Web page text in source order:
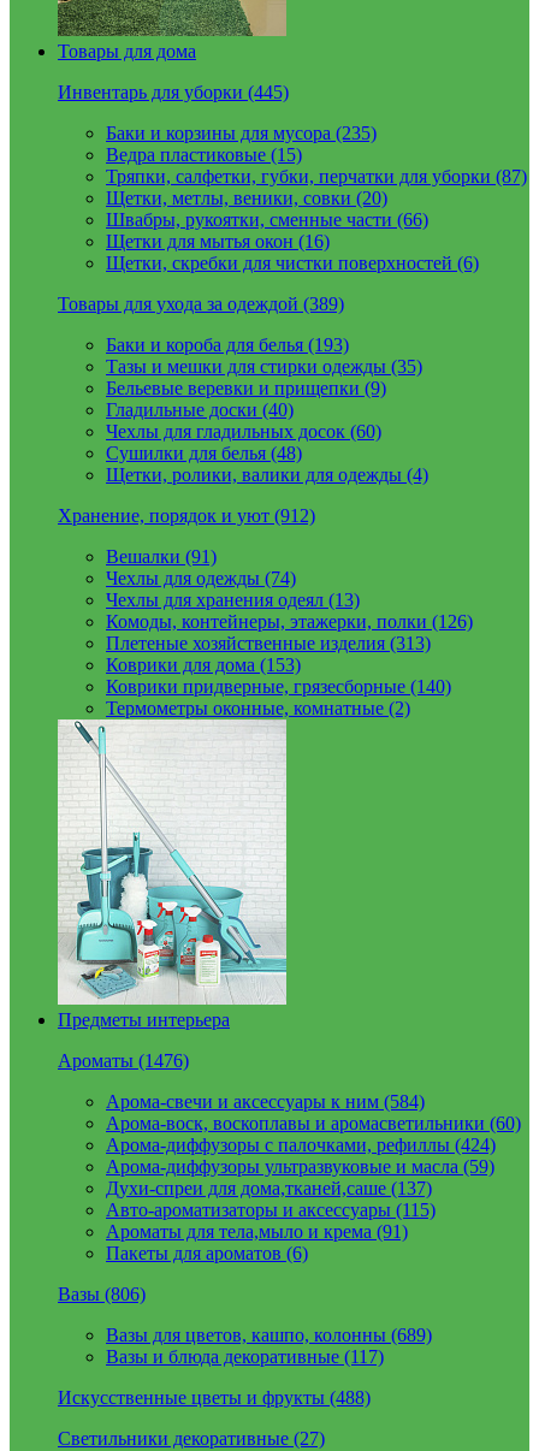
Товары для дома
Инвентарь для уборки (445)
Баки и корзины для мусора (235)
Ведра пластиковые (15)
Тряпки, салфетки, губки, перчатки для уборки (87)
Щетки, метлы, веники, совки (20)
Швабры, рукоятки, сменные части (66)
Щетки для мытья окон (16)
Щетки, скребки для чистки поверхностей (6)
Товары для ухода за одеждой (389)
Баки и короба для белья (193)
Тазы и мешки для стирки одежды (35)
Бельевые веревки и прищепки (9)
Гладильные доски (40)
Чехлы для гладильных досок (60)
Сушилки для белья (48)
Щетки, ролики, валики для одежды (4)
Хранение, порядок и уют (912)
Вешалки (91)
Чехлы для одежды (74)
Чехлы для хранения одеял (13)
Комоды, контейнеры, этажерки, полки (126)
Плетеные хозяйственные изделия (313)
Коврики для дома (153)
Коврики придверные, грязесборные (140)
Термометры оконные, комнатные (2)
Предметы интерьера
Ароматы (1476)
Арома-свечи и аксессуары к ним (584)
Арома-воск, воскоплавы и аромасветильники (60)
Арома-диффузоры с палочками, рефиллы (424)
Арома-диффузоры ультразвуковые и масла (59)
Духи-спреи для дома,тканей,саше (137)
Авто-ароматизаторы и аксессуары (115)
Ароматы для тела,мыло и крема (91)
Пакеты для ароматов (6)
Вазы (806)
Вазы для цветов, кашпо, колонны (689)
Вазы и блюда декоративные (117)
Искусственные цветы и фрукты (488)
Светильники декоративные (27)